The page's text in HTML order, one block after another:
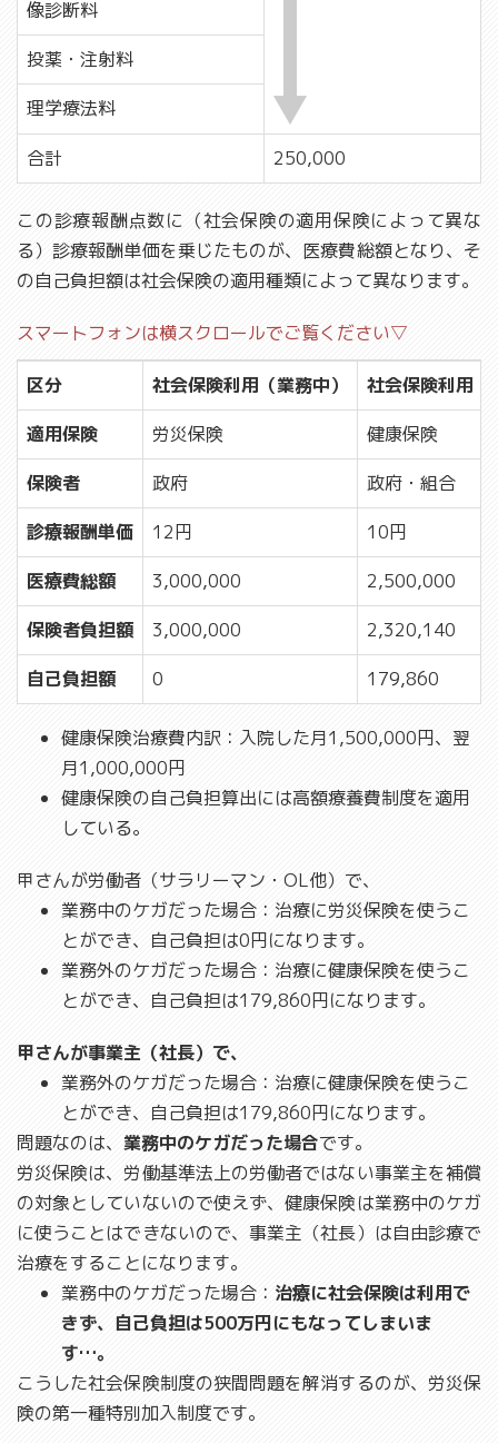
像診断料
投薬・注射料
理学療法料
合計 250,000
この診療報酬点数に（社会保険の適用保険によって異な
る）診療報酬単価を乗じたものが、医療費総額となり、そ
の自己負担額は社会保険の適用種類によって異なります。
スマートフォンは横スクロールでご覧ください▽
区分 社会保険利用（業務中）
社会保険利用（
適用保険
労災保険
健康保険
保険者
政府
政府・組合
診療報酬単価
12円
10円
医療費総額
3,000,000
2,500,000
保険者負担額
3,000,000
2,320,140
自己負担額
0 179,860
健康保険治療費内訳：入院した月1,500,000円、翌
月1,000,000円
健康保険の自己負担算出には高額療養費制度を適用
している。
甲さんが労働者（サラリーマン・OL他）で、
業務中のケガだった場合：治療に労災保険を使うこ
とができ、自己負担は0円になります。
業務外のケガだった場合：治療に健康保険を使うこ
とができ、自己負担は179,860円になります。
甲さんが事業主（社長）で、
業務外のケガだった場合：治療に健康保険を使うこ
とができ、自己負担は179,860円になります。
問題なのは、 業務中のケガだった場合です。
労災保険は、労働基準法上の労働者ではない事業主を補償
の対象としていないので使えず、健康保険は業務中のケガ
に使うことはできないので、事業主（社長）は自由診療で
治療をすることになります。
業務中のケガだった場合： 治療に社会保険は利用で
きず、自己負担は500万円にもなってしまいま
す…。
こうした社会保険制度の狭間問題を解消するのが、労災保
険の第一種特別加入制度です。